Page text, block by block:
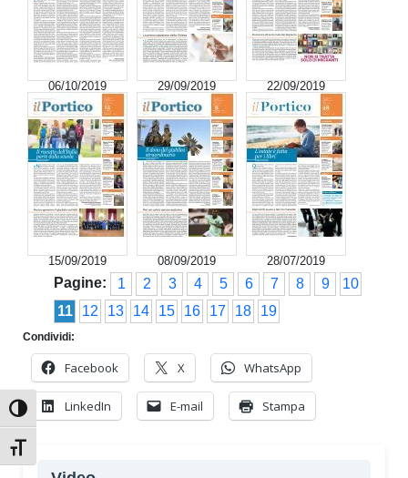
Attiva/disattiva alto contrasto
Attiva/disattiva dimensione testo
06/10/2019 29/09/2019 22/09/2019
15/09/2019 08/09/2019 28/07/2019
Pagine: 1 2 3 4 5 6 7 8 9
10
11
12 13 14 15 16 17 18 19
Condividi:
Facebook X WhatsApp
LinkedIn E-mail Stampa